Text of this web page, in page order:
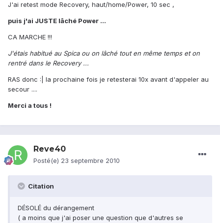
J'ai retest mode Recovery, haut/home/Power, 10 sec ,
puis j'ai JUSTE lâché Power ...
CA MARCHE !!!
J'étais habitué au Spica ou on lâché tout en même temps et on
rentré dans le Recovery ...
RAS donc :| la prochaine fois je retesterai 10x avant d'appeler au
secour ....
Merci a tous !
Reve40
Posté(e) 23 septembre 2010
Citation
DÉSOLÉ du dérangement
( a moins que j'ai poser une question que d'autres se